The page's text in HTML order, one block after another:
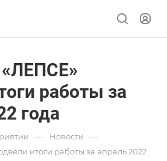
работы за
года
— Новости —
итоги работы за апрель 2022